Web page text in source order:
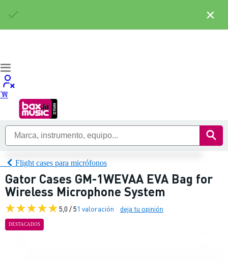
Flight cases para micrófonos
Gator Cases GM-1WEVAA EVA Bag for
Wireless Microphone System
5,0 / 51 valoración deja tu opinión
DESTACADOS
×